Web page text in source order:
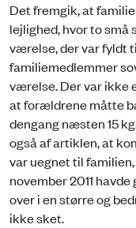
Det fremgik, at
lejlighed, hvor to
værelse, der var fyldt
familiemedlemmer
værelse. Der var ikke
at forældrene måtte
dengang næsten 15
også af artiklen, at
var uegnet til
november 2011
over i en større og
ikke sket.